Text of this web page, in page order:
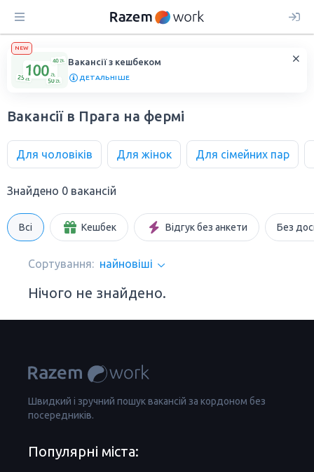
NEW
Вакансії з кешбеком
ДЕТАЛЬНІШЕ
Вакансії в Прага на фермі
Для чоловіків Для жінок Для сімейних пар
Знайдено 0 вакансій
Всі Кешбек Відгук без анкети Без
Сортування: найновіші
Нічого не знайдено.
Швидкий і зручний пошук вакансій за кордоном без
посередників.
Популярні міста: